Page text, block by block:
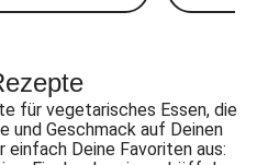
für vegetarisches Essen, die
und Geschmack auf Deinen
einfach Deine Favoriten aus: